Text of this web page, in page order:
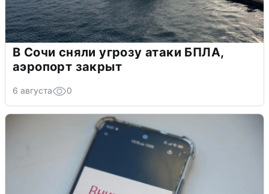
В Сочи сняли угрозу атаки БПЛА,
аэропорт закрыт
6 августа 0